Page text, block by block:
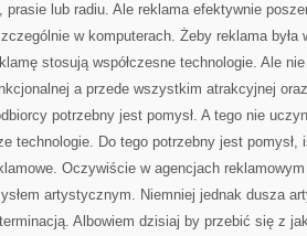
prasie lub radiu. Ale reklama efektywnie
w komputerach. Żeby reklama była
stosują współczesne technologie. Ale
a przede wszystkim atrakcyjnej
potrzebny jest pomysł. A tego nie
technologie. Do tego potrzebny jest
Oczywiście w agencjach
artystycznym. Niemniej jednak dusza
Albowiem dzisiaj by przebić się z